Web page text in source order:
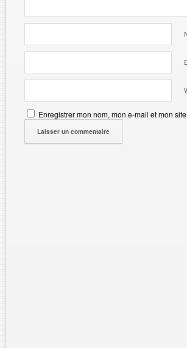
Enregistrer mon nom, mon e-mail et mon